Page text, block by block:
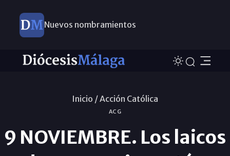
Nuevos nombramientos
Inicio /Acción Católica
ACG
9 NOVIEMBRE. Los laicos